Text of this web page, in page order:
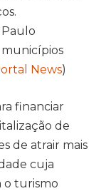
News)
financiar
de
de atrair mais
cuja
o turismo